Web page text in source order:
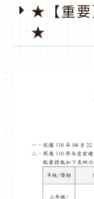
★【重要
★